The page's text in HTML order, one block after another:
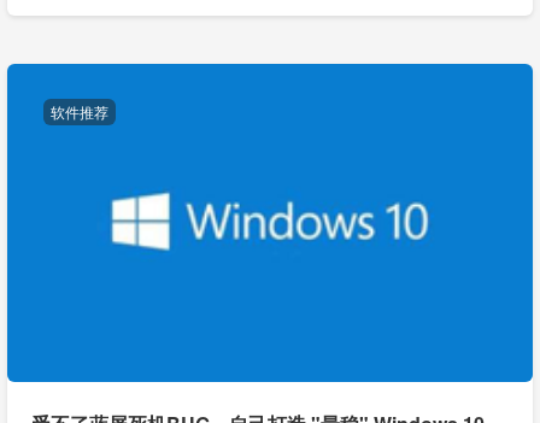
软件推荐